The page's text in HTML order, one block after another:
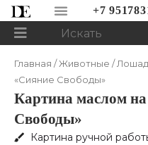
Перейти
содержимому
Menu+7
Menu
Главная / Животные /
«Сияние Свободы»
Картина маслом
Свободы»
Картина ручной